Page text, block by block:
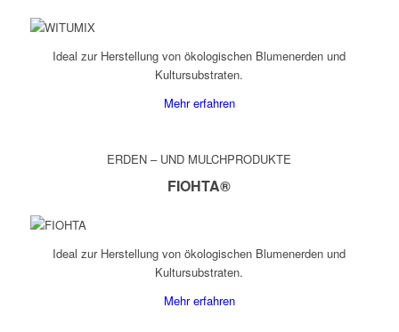
Ideal zur Herstellung von ökologischen Blumenerden und
Kultursubstraten.
Mehr erfahren
ERDEN – UND MULCHPRODUKTE
FIOHTA®
Ideal zur Herstellung von ökologischen Blumenerden und
Kultursubstraten.
Mehr erfahren